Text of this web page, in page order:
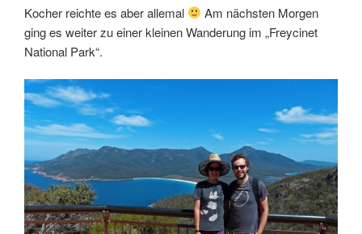
Kocher reichte es aber allemal
Am nächsten Morgen
ging es weiter zu einer kleinen Wanderung im „Freycinet
National Park“.